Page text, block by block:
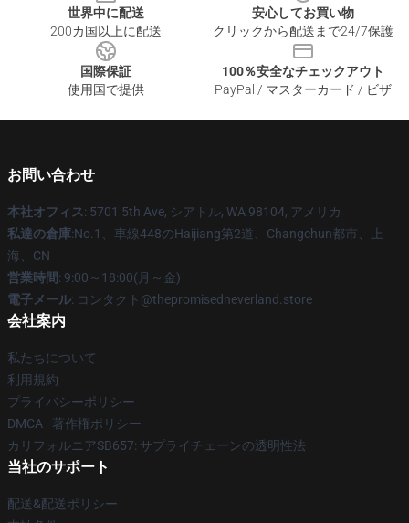
世界中に配送
200カ国以上に配送
安心してお買い物
クリックから配送まで24/7保護
国際保証
使用国で提供
100％安全なチェックアウト
PayPal / マスターカード / ビザ
お問い合わせ
本社オフィス: 5701 5th Ave, シアトル, WA 98104, アメリカ
私達の倉庫:No.1、車線448のHaijiang第2道、Changchun都市、上
海、CN
営業時間: 9:00～18:00(月～金)
電子メール: コンタクト@thepromisedneverland.store
会社案内
私たちについて
利用規約
プライバシーポリシー
DMCA - 著作権ポリシー
カリフォルニアSB657: サプライチェーンの透明性法
当社のサポート
配送&配送ポリシー